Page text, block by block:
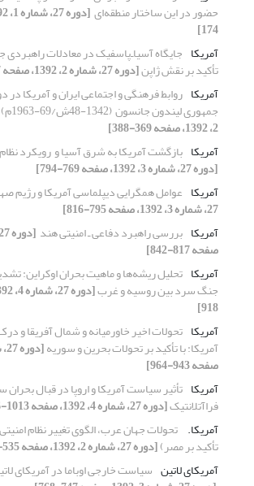
حضور در این ساختار منطقه‌ای ‏
174]
آمریکا جایگاه آسیا‌ـ‌پاسفیک در معادلات راهبردی
تأکید بر نقش ژاپن[دوره 27، شماره 2، 1392، صفحه 347-368]
آمریکا روابط فرهنگی و اجتماعی ایران و آمریکا
جمهوری لیندون جانسون ‏ (48-1342ش/69-1963م)‏
2، 1392، صفحه 369-388]
آمریکا بازگشت آمریکا به شرق آسیا و ‏ رویکرد نظام
[دوره 27، شماره 3، 1392، صفحه 769-794]
آمریکا عوامل همگرایی دیپلماسی آمریکا و رژیم
27، شماره 3، 1392، صفحه 795-816]
آمریکا بررسی راهبرد دفاعی ـ ‌امنیتی هند ‏
صفحه 817-842]
آمریکا تحلیل ریشه‌ها و ماهیت بحران اوکراین:
جنگ سرد بین روسیه و غرب
918]
آمریکا تحولات اخیر خاورمیانه و شمال آفریقا و
آمریکا: با تأکید بر تحولات بحرین و سوریه
صفحه 943-964]
آمریکا تأثیر سیاست‌ آمریکا و اروپا در قبال بحران
فراآتلانتیک[دوره 27، شماره 4، 1392، صفحه 1013-1036]
آمریکا. ‏ تحولات جهان عرب، الگوی تغییر نظام
تأکید بر مصر)‏[دوره 27، شماره 2، 1392، صفحه 535-562]
آمریکای لاتین سیاست خارجی اوباما در آمریکای